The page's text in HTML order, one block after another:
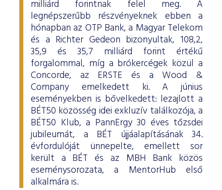
milliárd forintnak felel meg. A
legnépszerűbb részvényeknek ebben a
hónapban az OTP Bank, a Magyar Telekom
és a Richter Gedeon bizonyultak, 108,2,
35,9 és 35,7 milliárd forint értékű
forgalommal, míg a brókercégek közül a
Concorde, az ERSTE és a Wood &
Company emelkedett ki. A június
eseményekben is bővelkedett: lezajlott a
BÉT50 közösség idei exkluzív találkozója, a
BÉT50 Klub, a PannErgy 30 éves tőzsdei
jubileumát, a BÉT újjáalapításának 34.
évfordulóját ünnepelte, emellett sor
került a BÉT és az MBH Bank közös
eseménysorozata, a MentorHub első
alkalmára is.